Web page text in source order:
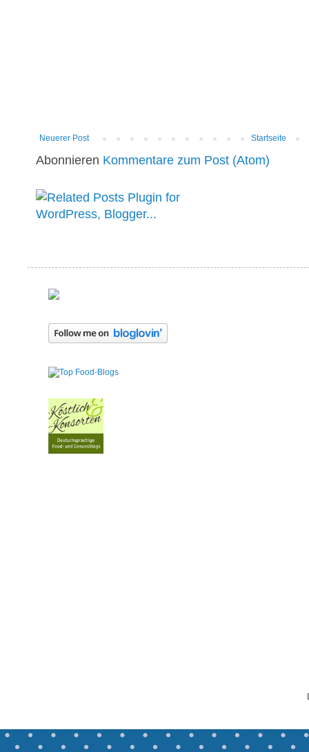
Neuerer Post Startseite
Abonnieren Kommentare zum Post (Atom)